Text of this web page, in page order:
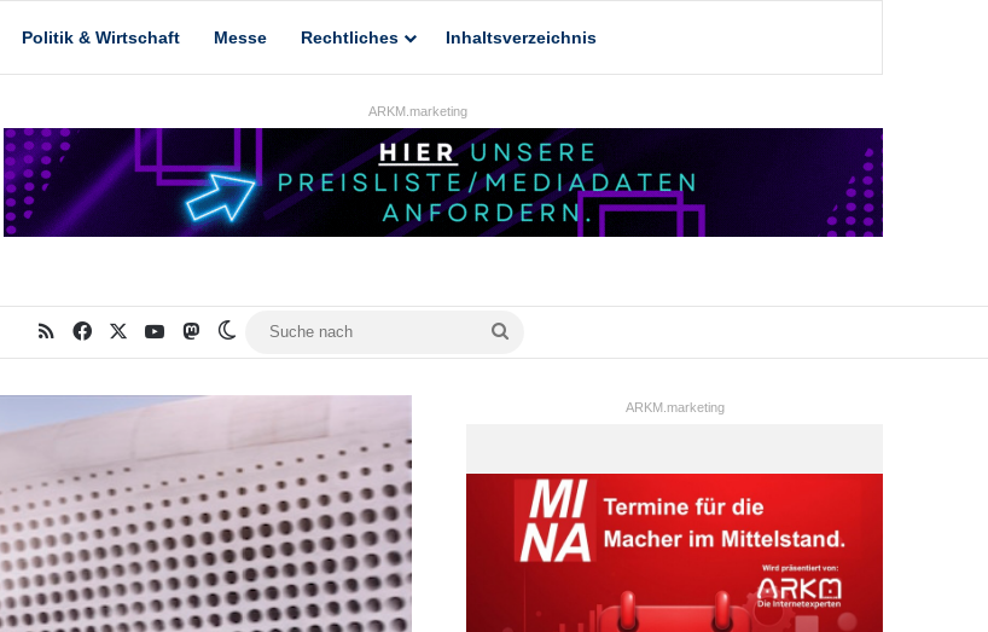
Politik & Wirtschaft Messe Rechtliches Inhaltsverzeichnis
ARKM.marketing
RSS Facebook YouTubeMastodonSkin umschalten
ARKM.marketing